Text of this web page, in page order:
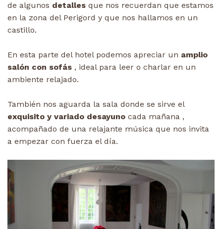
de algunos detalles que nos recuerdan que estamos
en la zona del Perigord y que nos hallamos en un
castillo.
En esta parte del hotel podemos apreciar un amplio
salón con sofás , ideal para leer o charlar en un
ambiente relajado.
También nos aguarda la sala donde se sirve el
exquisito y variado desayuno cada mañana ,
acompañado de una relajante música que nos invita
a empezar con fuerza el día.